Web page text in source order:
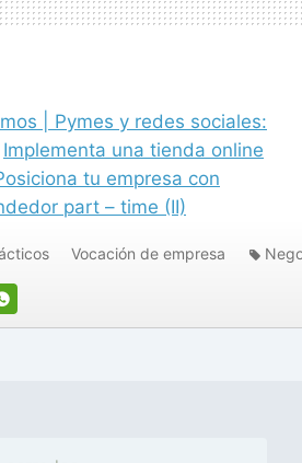
| Pymes y redes sociales:
Implementa una tienda online
tu empresa con
part – time (II)
Vocación de empresa